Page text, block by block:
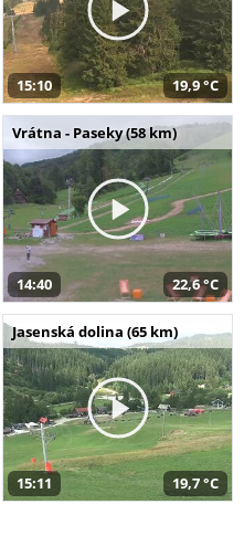
15:10 19,9 °C
Vrátna - Paseky (58 km)
14:40 22,6 °C
Jasenská dolina (65 km)
15:11 19,7 °C